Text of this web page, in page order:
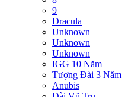
9
Dracula
Unknown
Unknown
Unknown
IGG 10 Năm
Tượng Đài 3 Năm
Anubis